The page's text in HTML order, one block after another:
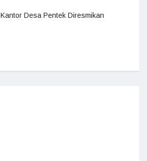
Kantor Desa Pentek Diresmikan